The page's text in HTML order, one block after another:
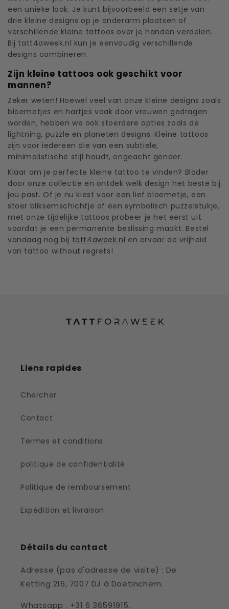
een unieke look. Je kunt bijvoorbeeld een setje van
drie kleine designs op je onderarm plaatsen of
verschillende kleine tattoos over je handen verdelen.
Bij tatt4aweek.nl kun je eenvoudig verschillende
designs combineren.
Zijn kleine tattoos ook geschikt voor
mannen?
Zeker weten! Hoewel veel van onze kleine designs zoals
bloemetjes en hartjes vaak door vrouwen gedragen
worden, hebben we ook stoerdere opties zoals de
lightning, puzzle en planeten designs. Kleine tattoos
zijn voor iedereen die van een subtiele,
minimalistische stijl houdt, ongeacht gender.
Klaar om je perfecte kleine tattoo te vinden? Blader
door onze collectie en ontdek welk design het beste bij
jou past. Of je nu kiest voor een lief bloemetje, een
stoer bliksemschichtje of een symbolisch puzzelstukje,
met onze tijdelijke tattoos probeer je het eerst uit
voordat je een permanente beslissing maakt. Bestel
vandaag nog bij tatt4aweek.nl en ervaar de vrijheid
van tattoo without regrets!
Liens rapides
Chercher
Contact
Termes et conditions
politique de confidentialité
Politique de remboursement
Expédition et livraison
Détails du contact
Adresse (pas d'adresse de visite) : De
Ketting 216, 7007 DJ à Doetinchem.
Whatsapp : +31 6 36591915.